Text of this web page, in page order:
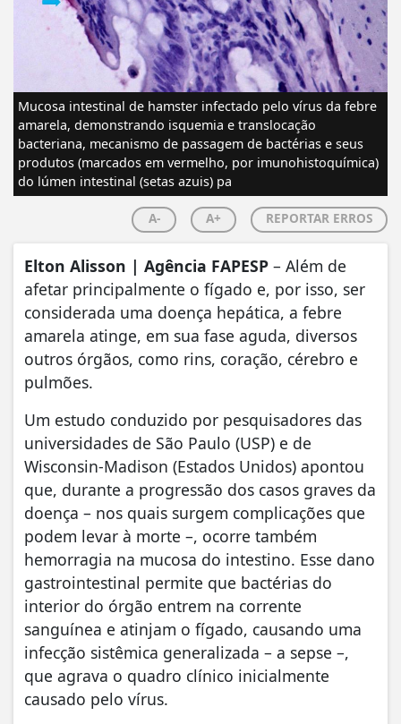
Mucosa intestinal de hamster infectado pelo vírus da febre
amarela, demonstrando isquemia e translocação
bacteriana, mecanismo de passagem de bactérias e seus
produtos (marcados em vermelho, por imunohistoquímica)
do lúmen intestinal (setas azuis) pa
A- A+ REPORTAR ERROS
Elton Alisson | Agência FAPESP – Além de
afetar principalmente o fígado e, por isso, ser
considerada uma doença hepática, a febre
amarela atinge, em sua fase aguda, diversos
outros órgãos, como rins, coração, cérebro e
pulmões.
Um estudo conduzido por pesquisadores das
universidades de São Paulo (USP) e de
Wisconsin-Madison (Estados Unidos) apontou
que, durante a progressão dos casos graves da
doença – nos quais surgem complicações que
podem levar à morte –, ocorre também
hemorragia na mucosa do intestino. Esse dano
gastrointestinal permite que bactérias do
interior do órgão entrem na corrente
sanguínea e atinjam o fígado, causando uma
infecção sistêmica generalizada – a sepse –,
que agrava o quadro clínico inicialmente
causado pelo vírus.